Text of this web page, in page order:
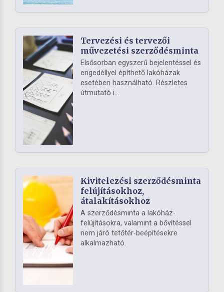
Tervezési és tervezői
művezetési szerződésminta
Elsősorban egyszerű bejelentéssel és
engedéllyel építhető lakóházak
esetében használható. Részletes
útmutató i...
Kivitelezési szerződésminta
felújításokhoz,
átalakításokhoz
A szerződésminta a lakóház-
felújításokra, valamint a bővítéssel
nem járó tetőtér-beépítésekre
alkalmazható.